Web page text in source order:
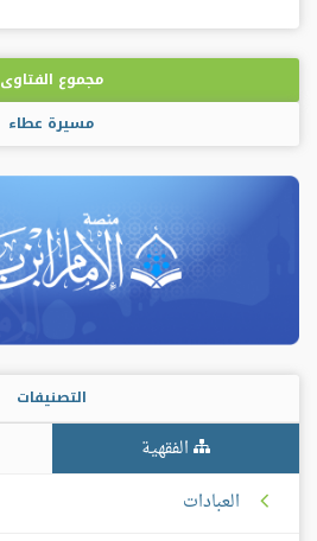
مجموع الفتاوى
مسيرة عطاء
التصنيفات
الفقهية
العبادات